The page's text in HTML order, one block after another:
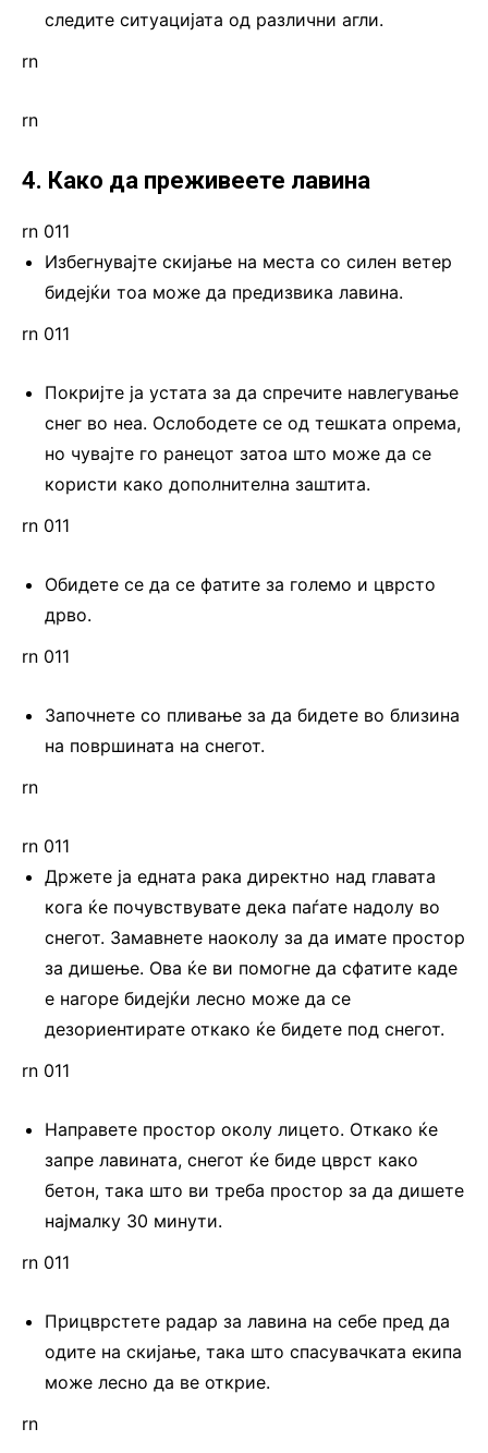
следите ситуацијата од различни агли.
rn
rn
4. Како да преживеете лавина
rn 011
Избегнувајте скијање на места со силен ветер
бидејќи тоа може да предизвика лавина.
rn 011
Покријте ја устата за да спречите навлегување
снег во неа. Ослободете се од тешката опрема,
но чувајте го ранецот затоа што може да се
користи како дополнителна заштита.
rn 011
Обидете се да се фатите за големо и цврсто
дрво.
rn 011
Започнете со пливање за да бидете во близина
на површината на снегот.
rn
rn 011
Држете ја едната рака директно над главата
кога ќе почувствувате дека паѓате надолу во
снегот. Замавнете наоколу за да имате простор
за дишење. Ова ќе ви помогне да сфатите каде
е нагоре бидејќи лесно може да се
дезориентирате откако ќе бидете под снегот.
rn 011
Направете простор околу лицето. Откако ќе
запре лавината, снегот ќе биде цврст како
бетон, така што ви треба простор за да дишете
најмалку 30 минути.
rn 011
Прицврстете радар за лавина на себе пред да
одите на скијање, така што спасувачката екипа
може лесно да ве открие.
rn